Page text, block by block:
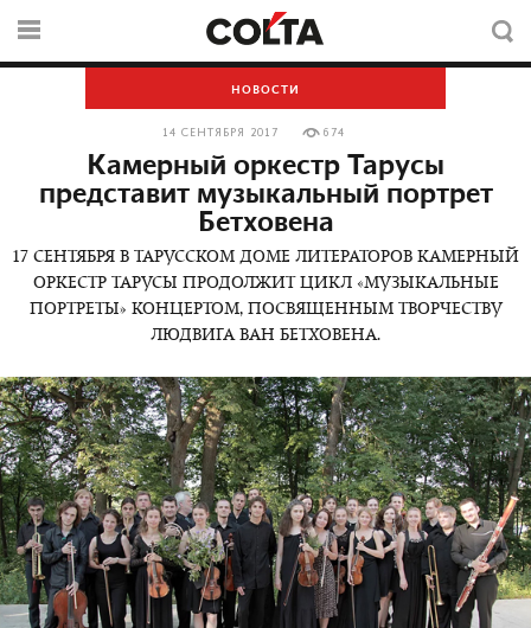
НОВОСТИ
14 СЕНТЯБРЯ 2017 674
Камерный оркестр Тарусы
представит музыкальный портрет
Бетховена
17 СЕНТЯБРЯ В ТАРУССКОМ ДОМЕ ЛИТЕРАТОРОВ КАМЕРНЫЙ
ОРКЕСТР ТАРУСЫ ПРОДОЛЖИТ ЦИКЛ «МУЗЫКАЛЬНЫЕ
ПОРТРЕТЫ» КОНЦЕРТОМ, ПОСВЯЩЕННЫМ ТВОРЧЕСТВУ
ЛЮДВИГА ВАН БЕТХОВЕНА.